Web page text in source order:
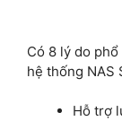
Có 8 lý do
hệ thống NAS
Hỗ trợ